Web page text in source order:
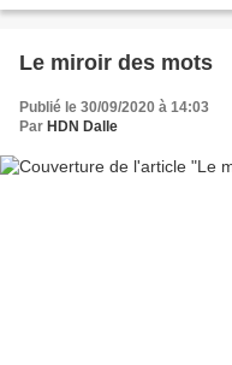
Le miroir des mots
Publié le 30/09/2020 à 14:03
Par HDN Dalle